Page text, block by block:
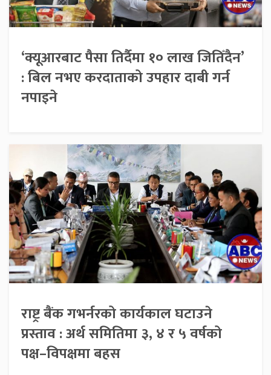
‘क्यूआरबाट पैसा तिर्दैमा १० लाख जितिँदैन’
: बिल नभए करदाताको उपहार दाबी गर्न
नपाइने
राष्ट्र बैंक गभर्नरको कार्यकाल घटाउने
प्रस्ताव : अर्थ समितिमा ३, ४ र ५ वर्षको
पक्ष–विपक्षमा बहस